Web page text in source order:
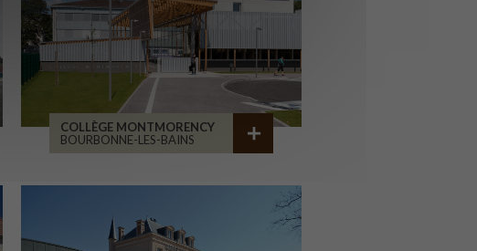
COLLÈGE MONTMORENCY
BOURBONNE-LES-BAINS